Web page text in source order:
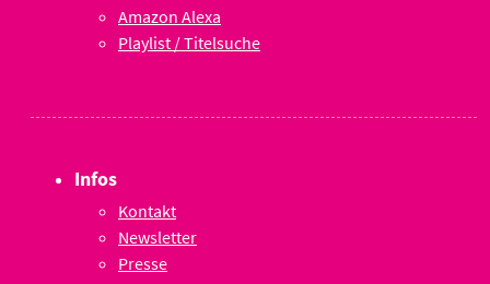
Amazon Alexa
Playlist / Titelsuche
Infos
Kontakt
Newsletter
Presse